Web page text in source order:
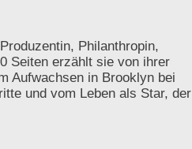
Philanthropin,
Seiten erzählt sie von ihrer
Aufwachsen in Brooklyn bei
und vom Leben als Star, der